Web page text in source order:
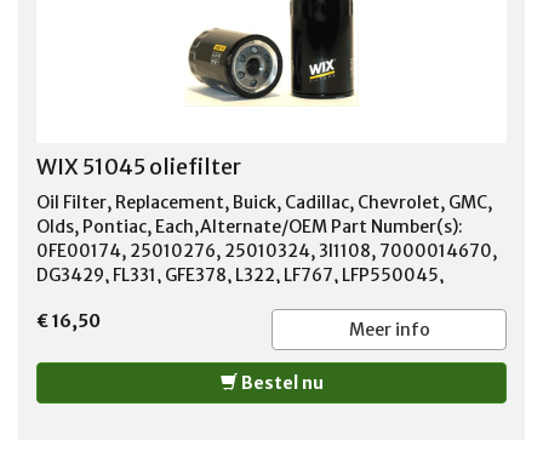
WIX 51045 oliefilter
Oil Filter, Replacement, Buick, Cadillac, Chevrolet, GMC,
Olds, Pontiac, Each,Alternate/OEM Part Number(s):
0FE00174, 25010276, 25010324, 3I1108, 7000014670,
DG3429, FL331, GFE378, L322, LF767, LFP550045,
PH3429, PH3429A, PH45, PH5882, TY15134, XG3429
€ 16,50 Meer info
Bestel nu